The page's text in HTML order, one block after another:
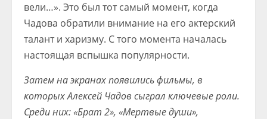
вели…». Это был тот самый момент, когда
Чадова обратили внимание на его актерский
талант и харизму. С того момента началась
настоящая вспышка популярности.
Затем на экранах появились фильмы, в
которых Алексей Чадов сыграл ключевые роли.
Среди них: «Брат 2», «Мертвые души»,